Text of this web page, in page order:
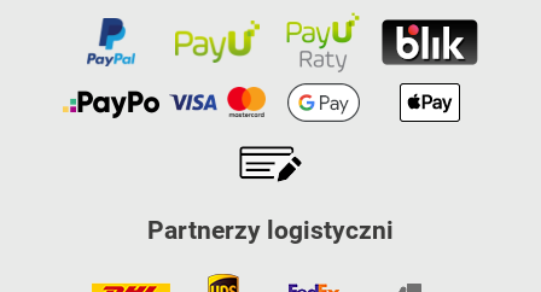
Partnerzy logistyczni